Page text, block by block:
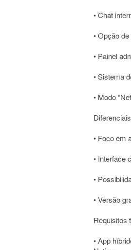
• Chat
• Opção
• Painel
• Sistema
• Modo
Diferenciais
• Foco em
• Interface
•
• Versão
Requisitos
• App